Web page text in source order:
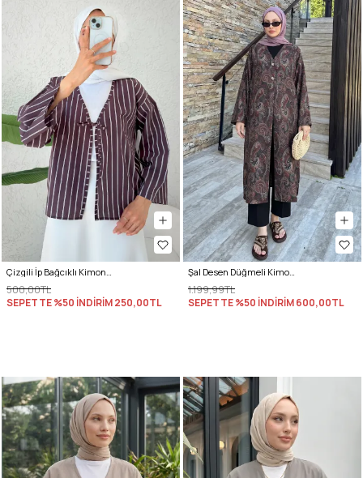
Çizgili İp Bağcıklı Kimono 2357 - VİŞNE ÇÜRÜĞÜ
500,00TL
SEPETTE %50 İNDİRİM250,00TL
Şal Desen Düğmeli Kimono Y0127 - A. KAHVE
1.199,99TL
SEPETTE %50 İNDİRİM600,00TL